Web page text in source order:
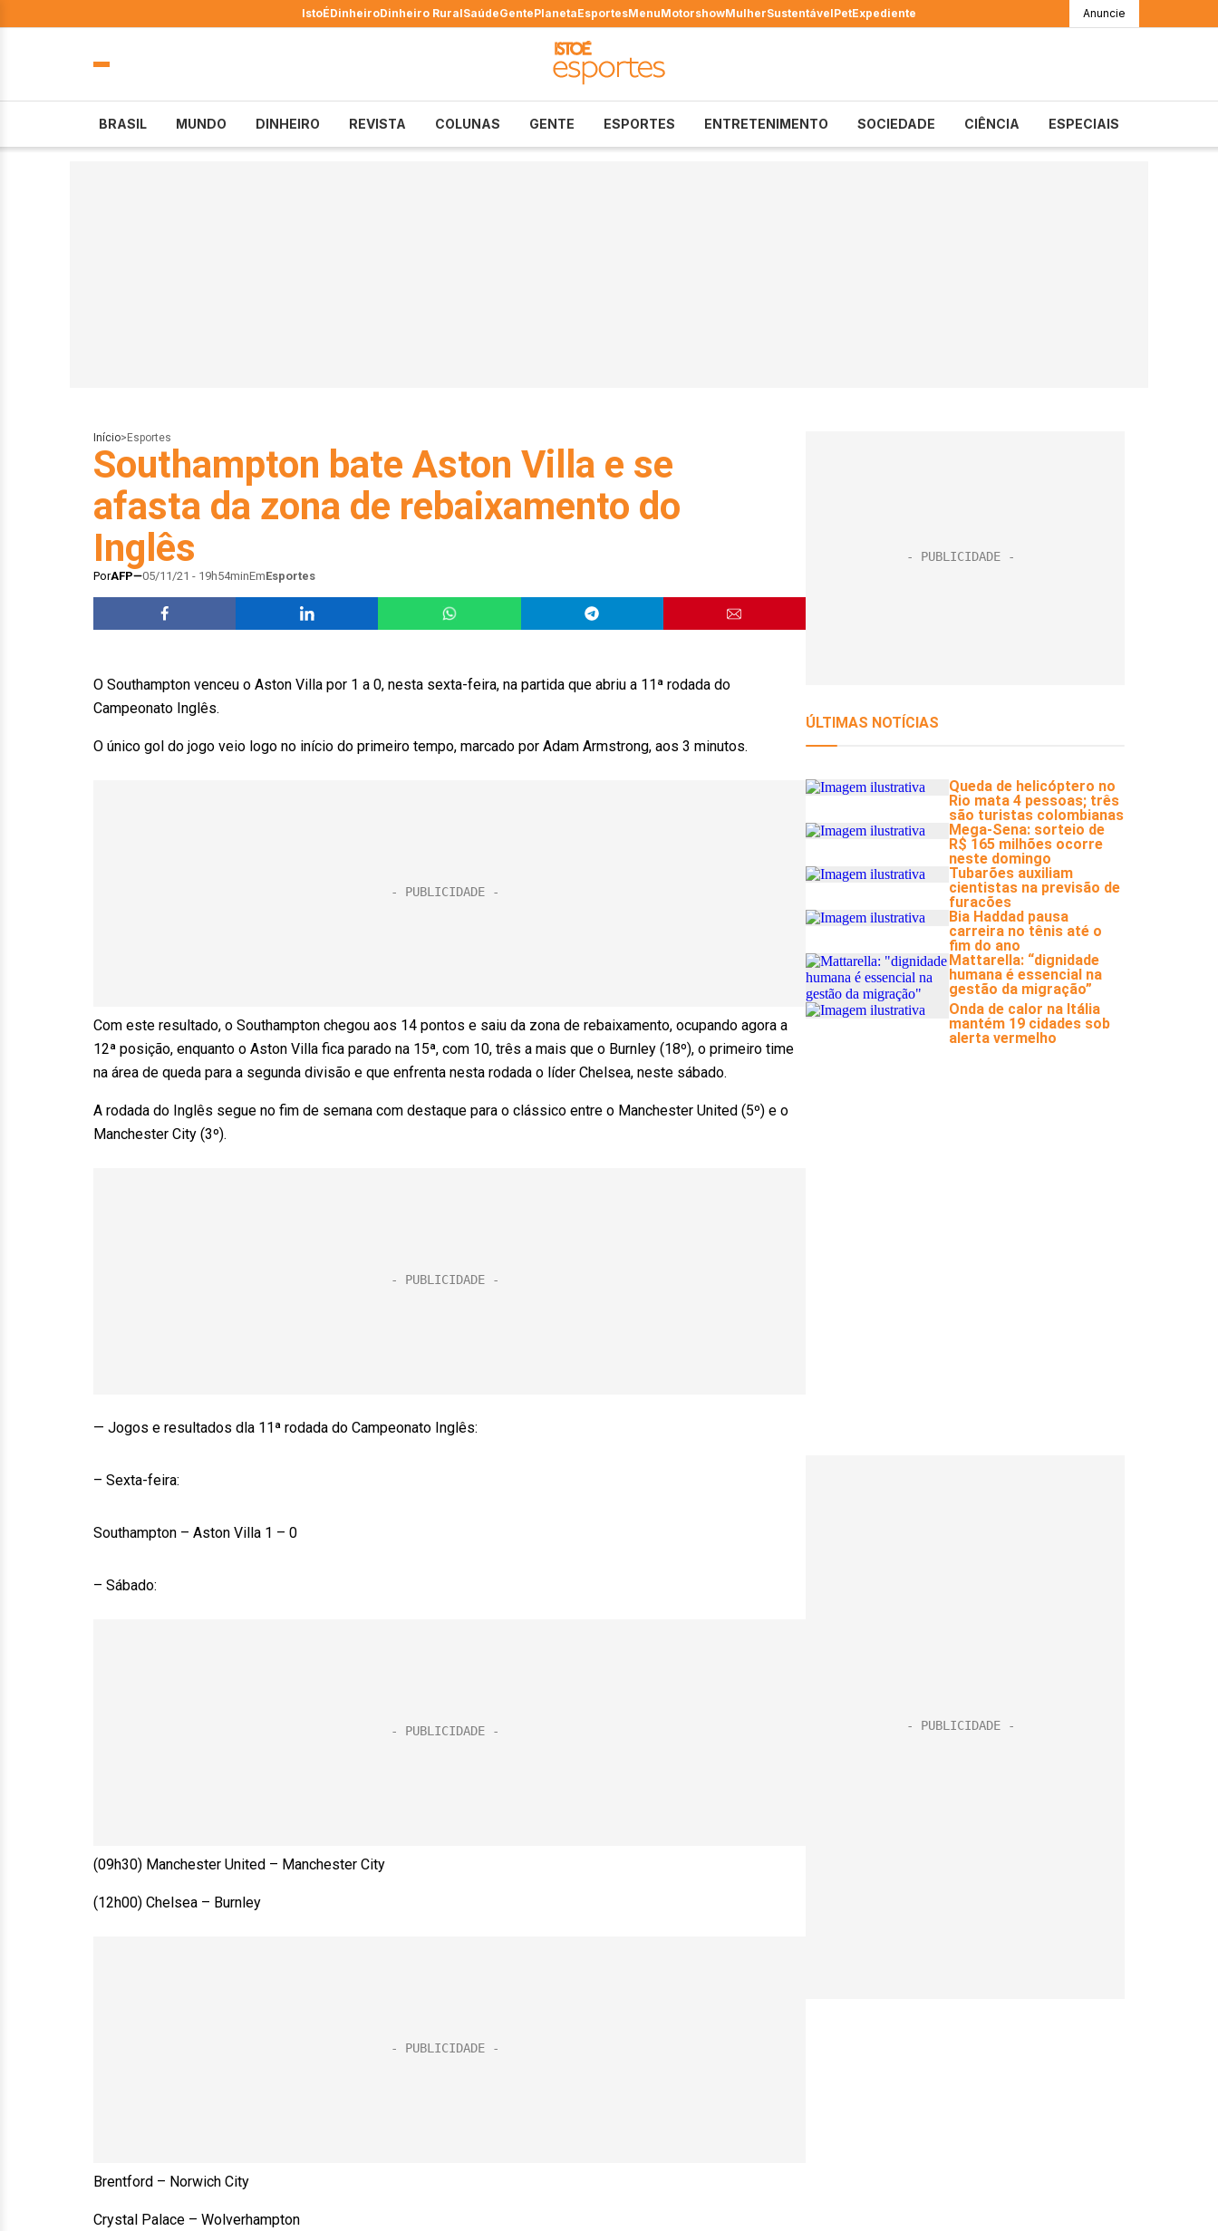
IstoÉDinheiroDinheiro RuralSaúdeGentePlanetaEsportesMenuMotorshowMulherSustentávelPetExpediente Anuncie
BRASIL MUNDO DINHEIRO REVISTA COLUNAS GENTE ESPORTES ENTRETENIMENTO SOCIEDADE CIÊNCIA ESPECIAIS
Início> Esportes
Southampton bate Aston Villa e se
afasta da zona de rebaixamento do
Inglês
PorAFP 05/11/21 - 19h54minEmEsportes
O Southampton venceu o Aston Villa por 1 a 0, nesta sexta-feira, na partida que abriu a 11ª rodada do
Campeonato Inglês.
O único gol do jogo veio logo no início do primeiro tempo, marcado por Adam Armstrong, aos 3 minutos.
Com este resultado, o Southampton chegou aos 14 pontos e saiu da zona de rebaixamento, ocupando agora a
12ª posição, enquanto o Aston Villa fica parado na 15ª, com 10, três a mais que o Burnley (18º), o primeiro time
na área de queda para a segunda divisão e que enfrenta nesta rodada o líder Chelsea, neste sábado.
A rodada do Inglês segue no fim de semana com destaque para o clássico entre o Manchester United (5º) e o
Manchester City (3º).
— Jogos e resultados dla 11ª rodada do Campeonato Inglês:
– Sexta-feira:
Southampton – Aston Villa 1 – 0
– Sábado:
(09h30) Manchester United – Manchester City
(12h00) Chelsea – Burnley
Brentford – Norwich City
Crystal Palace – Wolverhampton